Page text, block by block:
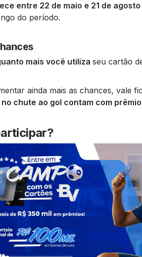
entre 22 de maio e 21 de
do período.
mais você utiliza seu cartão
ainda mais as chances, vale
chute ao gol contam com